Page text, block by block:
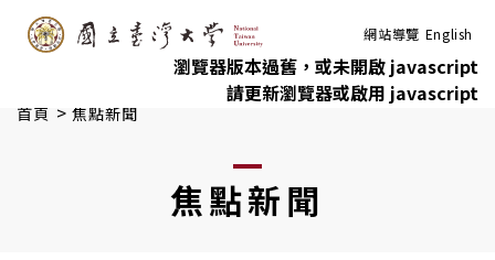
跳到主要內容 網站導覽 English
瀏覽器版本過舊，或未開啟 javascript
請更新瀏覽器或啟用 javascript
首頁 > 焦點新聞
焦點新聞